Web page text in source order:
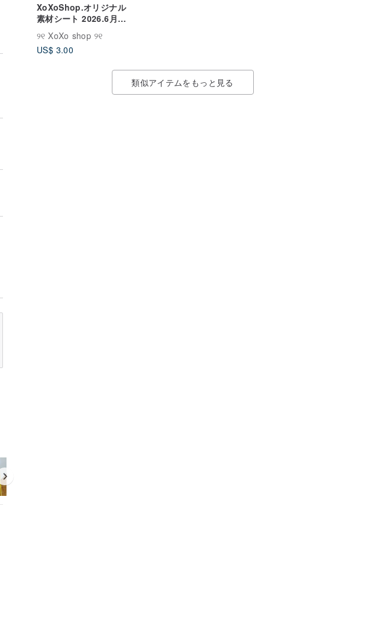
XoXoShop.オリジナル
素材シート 2026.6月新
୨୧ XoXo shop ୨୧
US$ 3.00
類似アイテムをもっと見る